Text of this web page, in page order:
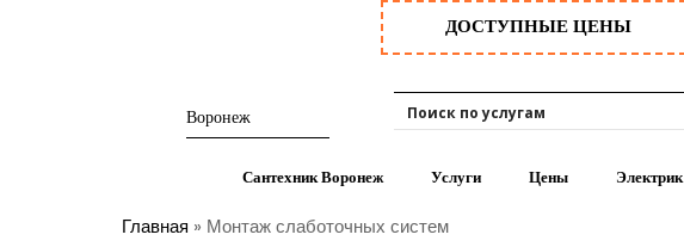
ДОСТУПНЫЕ ЦЕНЫ
Сантехник Воронеж Услуги Цены Электрик
Главная » Монтаж слаботочных систем